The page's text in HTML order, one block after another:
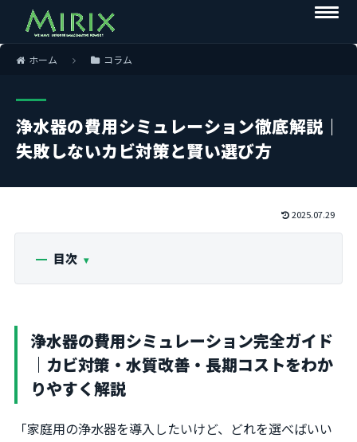
ホーム コラム
浄水器の費用シミュレーション徹底解説｜
失敗しないカビ対策と賢い選び方
2025.07.29
目次
浄水器の費用シミュレーション完全ガイド
｜カビ対策・水質改善・長期コストをわか
りやすく解説
「家庭用の浄水器を導入したいけど、どれを選べばいい